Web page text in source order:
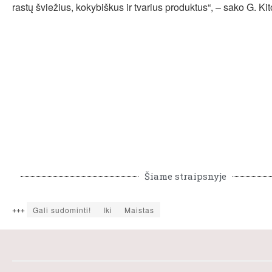
rastų šviežius, kokybiškus ir tvarius produktus“, – sako G.
Šiame straipsnyje
+++ Gali sudominti! Iki Maistas